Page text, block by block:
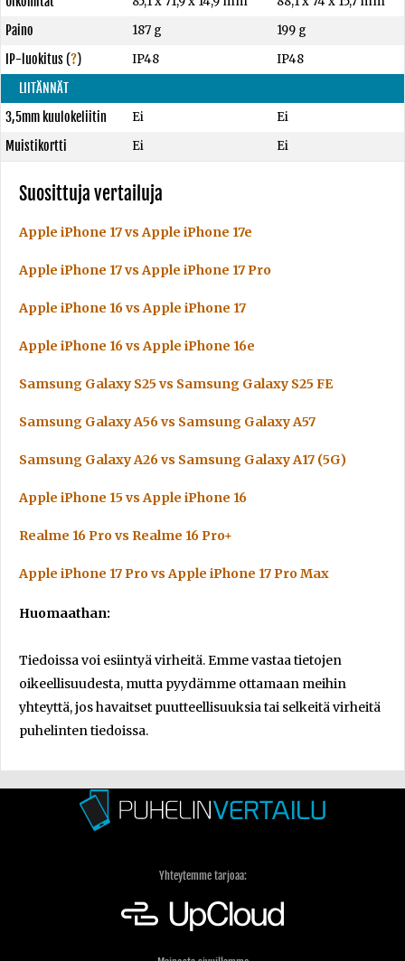
Paino
187 g
199 g
IP-luokitus(?) IP48
IP48
LIITÄNNÄT
3,5mm kuulokeliitin
Ei
Ei
Muistikortti
Ei Ei
Suosittuja vertailuja
Apple iPhone 17 vs Apple iPhone 17e
Apple iPhone 17 vs Apple iPhone 17 Pro
Apple iPhone 16 vs Apple iPhone 17
Apple iPhone 16 vs Apple iPhone 16e
Samsung Galaxy S25 vs Samsung Galaxy S25 FE
Samsung Galaxy A56 vs Samsung Galaxy A57
Samsung Galaxy A26 vs Samsung Galaxy A17 (5G)
Apple iPhone 15 vs Apple iPhone 16
Realme 16 Pro vs Realme 16 Pro+
Apple iPhone 17 Pro vs Apple iPhone 17 Pro Max
Huomaathan:
Tiedoissa voi esiintyä virheitä. Emme vastaa tietojen
oikeellisuudesta, mutta pyydämme ottamaan meihin
yhteyttä, jos havaitset puutteellisuuksia tai selkeitä virheitä
puhelinten tiedoissa.
Yhteytemme tarjoaa: